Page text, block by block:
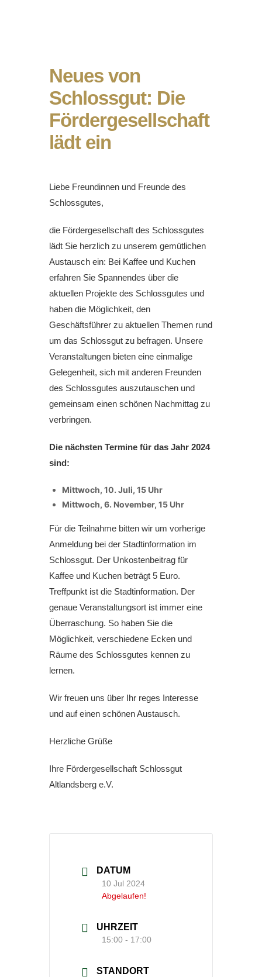
Neues von
Schlossgut: Die
Fördergesellschaft
lädt ein
Liebe Freundinnen und Freunde des
Schlossgutes,
die Fördergesellschaft des Schlossgutes
lädt Sie herzlich zu unserem gemütlichen
Austausch ein: Bei Kaffee und Kuchen
erfahren Sie Spannendes über die
aktuellen Projekte des Schlossgutes und
haben die Möglichkeit, den
Geschäftsführer zu aktuellen Themen rund
um das Schlossgut zu befragen. Unsere
Veranstaltungen bieten eine einmalige
Gelegenheit, sich mit anderen Freunden
des Schlossgutes auszutauschen und
gemeinsam einen schönen Nachmittag zu
verbringen.
Die nächsten Termine für das Jahr 2024
sind:
Mittwoch, 10. Juli, 15 Uhr
Mittwoch, 6. November, 15 Uhr
Für die Teilnahme bitten wir um vorherige
Anmeldung bei der Stadtinformation im
Schlossgut. Der Unkostenbeitrag für
Kaffee und Kuchen beträgt 5 Euro.
Treffpunkt ist die Stadtinformation. Der
genaue Veranstaltungsort ist immer eine
Überraschung. So haben Sie die
Möglichkeit, verschiedene Ecken und
Räume des Schlossgutes kennen zu
lernen.
Wir freuen uns über Ihr reges Interesse
und auf einen schönen Austausch.
Herzliche Grüße
Ihre Fördergesellschaft Schlossgut
Altlandsberg e.V.
DATUM
10 Jul 2024
Abgelaufen!
UHRZEIT
15:00 - 17:00
STANDORT